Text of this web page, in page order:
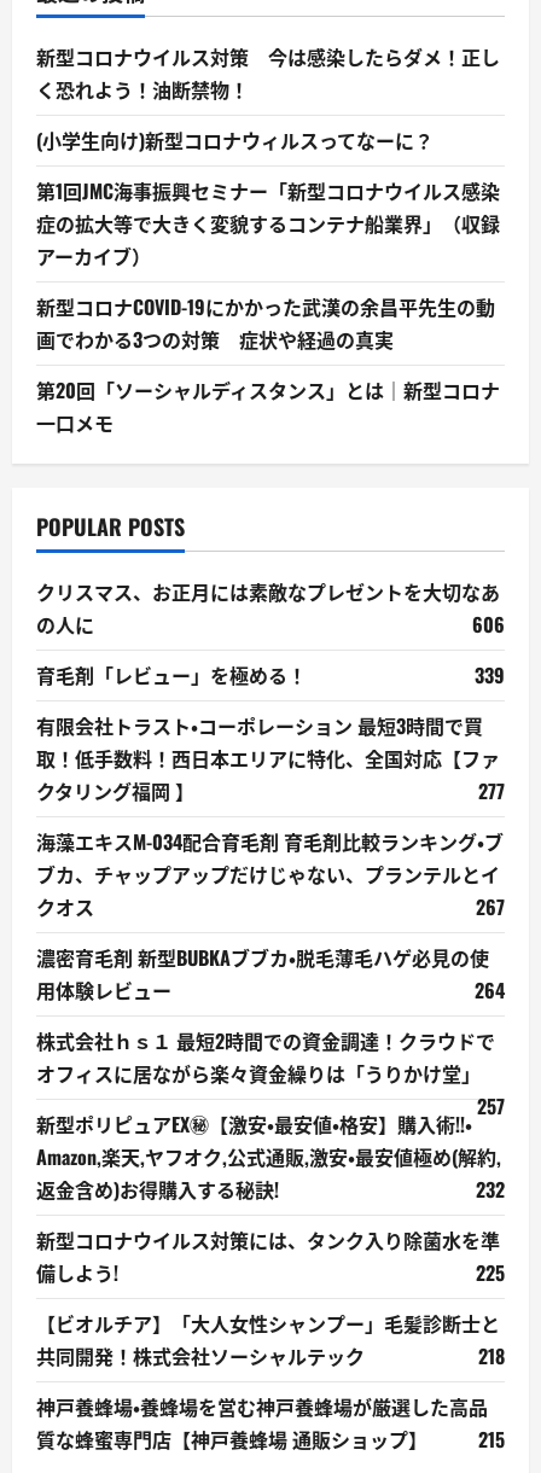
新型コロナウイルス対策 今は感染したらダメ！正し
く恐れよう！油断禁物！
(小学生向け)新型コロナウィルスってなーに？
第1回JMC海事振興セミナー「新型コロナウイルス感染
症の拡大等で大きく変貌するコンテナ船業界」（収録
アーカイブ）
新型コロナCOVID-19にかかった武漢の余昌平先生の動
画でわかる3つの対策 症状や経過の真実
第20回「ソーシャルディスタンス」とは｜新型コロナ
一口メモ
POPULAR POSTS
クリスマス、お正月には素敵なプレゼントを大切なあ
の人に
606
育毛剤「レビュー」を極める！
339
有限会社トラスト・コーポレーション 最短3時間で買
取！低手数料！西日本エリアに特化、全国対応【ファ
クタリング福岡 】
277
海藻エキスM-034配合育毛剤 育毛剤比較ランキング・ブ
ブカ、チャップアップだけじゃない、プランテルとイ
クオス
267
濃密育毛剤 新型BUBKAブブカ・脱毛薄毛ハゲ必見の使
用体験レビュー
264
株式会社ｈｓ１ 最短2時間での資金調達！クラウドで
オフィスに居ながら楽々資金繰りは「うりかけ堂」
257
新型ポリピュアEX㊙【激安・最安値・格安】購入術!!・
Amazon,楽天,ヤフオク,公式通販,激安・最安値極め(解約,
返金含め)お得購入する秘訣!
232
新型コロナウイルス対策には、タンク入り除菌水を準
備しよう!
225
【ビオルチア】「大人女性シャンプー」毛髪診断士と
共同開発！株式会社ソーシャルテック
218
神戸養蜂場・養蜂場を営む神戸養蜂場が厳選した高品
質な蜂蜜専門店【神戸養蜂場 通販ショップ】
215